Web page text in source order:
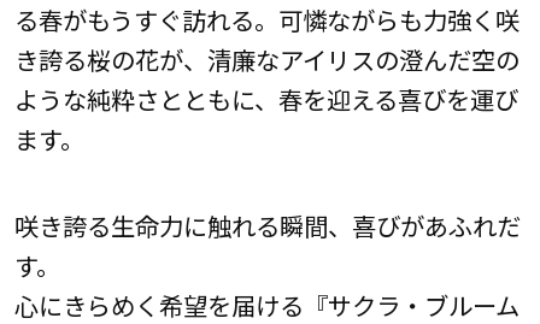
る春がもうすぐ訪れる。可憐ながらも力強く咲
き誇る桜の花が、清廉なアイリスの澄んだ空の
ような純粋さとともに、春を迎える喜びを運び
ます。
咲き誇る生命力に触れる瞬間、喜びがあふれだ
す。
心にきらめく希望を届ける『サクラ・ブルーム